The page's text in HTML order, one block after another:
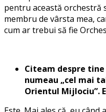
pentru această orchestră
membru de vârsta mea,
cum ar trebui să fie
Citeam despre
numeau „cel mai
Orientul Mijlociu”.